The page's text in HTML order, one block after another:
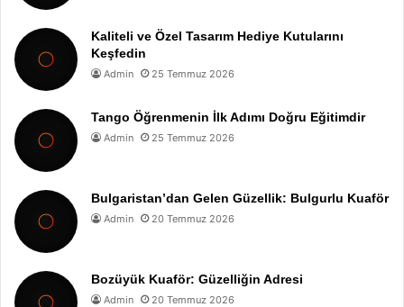
Kaliteli ve Özel Tasarım Hediye Kutularını
Keşfedin
Admin 25 Temmuz 2026
Tango Öğrenmenin İlk Adımı Doğru Eğitimdir
Admin 25 Temmuz 2026
Bulgaristan’dan Gelen Güzellik: Bulgurlu Kuaför
Admin 20 Temmuz 2026
Bozüyük Kuaför: Güzelliğin Adresi
Admin 20 Temmuz 2026